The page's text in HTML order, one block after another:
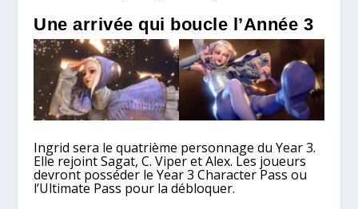
Une arrivée qui boucle l’Année 3
Ingrid sera le quatrième personnage du Year 3.
Elle rejoint Sagat, C. Viper et Alex. Les joueurs
devront posséder le Year 3 Character Pass ou
l’Ultimate Pass pour la débloquer.